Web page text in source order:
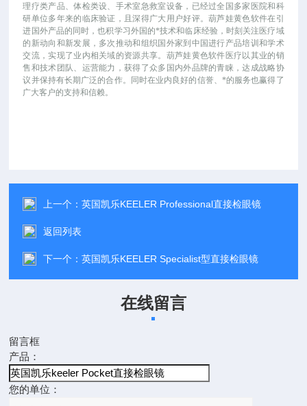
理疗类产品、体检类设、手术室急救室设备，已经过全国多家医院和科
研单位多年来的临床验证，且深得广大用户好评。葫芦娃黄色软件在引
进国外产品的同时，也积学习外国的*技术和临床经验，时刻关注医疗域
的新动向和新发展，多次推动和组织国外家到中国进行产品培训和学术
交流，实现了业内相关域的资源共享。葫芦娃黄色软件医疗以其业的销
售和技术团队、运营能力，获得了众多国内外品牌的青睐，达成战略协
议并保持有长期广泛的合作。同时在业内良好的信誉、*的服务也赢得了
广大客户的支持和信赖。
上一个：英国凯乐KEELER Professional直接检眼镜
返回列表
下一个：英国凯乐KEELER Specialist型直接检眼镜
在线留言
留言框
产品：
您的单位：